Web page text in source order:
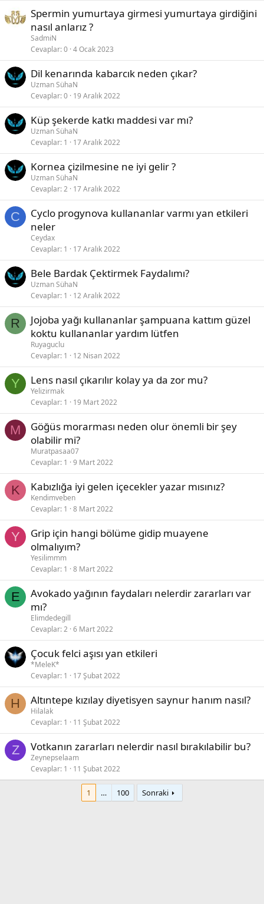
Spermin yumurtaya girmesi yumurtaya girdiğini
nasıl anlarız ?
SadmiN
Cevaplar 0 4 Ocak 2023
Dil kenarında kabarcık neden çıkar?
Uzman SühaN
Cevaplar 0 19 Aralık 2022
Küp şekerde katkı maddesi var mı?
Uzman SühaN
Cevaplar 1 17 Aralık 2022
Kornea çizilmesine ne iyi gelir ?
Uzman SühaN
Cevaplar 2 17 Aralık 2022
C
Cyclo progynova kullananlar varmı yan etkileri
neler
Ceydax
Cevaplar 1 17 Aralık 2022
Bele Bardak Çektirmek Faydalımı?
Uzman SühaN
Cevaplar 1 12 Aralık 2022
R
Jojoba yağı kullananlar şampuana kattım güzel
koktu kullananlar yardım lütfen
Ruyaguclu
Cevaplar 1 12 Nisan 2022
Y Lens nasıl çıkarılır kolay ya da zor mu?
Yelizirmak
Cevaplar 1 19 Mart 2022
M
Göğüs morarması neden olur önemli bir şey
olabilir mi?
Muratpasaa07
Cevaplar 1 9 Mart 2022
K Kabızlığa iyi gelen içecekler yazar mısınız?
Kendimveben
Cevaplar 1 8 Mart 2022
Y
Grip için hangi bölüme gidip muayene
olmalıyım?
Yesilimmm
Cevaplar 1 8 Mart 2022
E
Avokado yağının faydaları nelerdir zararları var
mı?
Elimdedegill
Cevaplar 2 6 Mart 2022
Çocuk felci aşısı yan etkileri
*MeleK*
Cevaplar 1 17 Şubat 2022
H Altıntepe kızılay diyetisyen saynur hanım nasıl?
Hilalak
Cevaplar 1 11 Şubat 2022
Z Votkanın zararları nelerdir nasıl bırakılabilir bu?
Zeynepselaam
Cevaplar 1 11 Şubat 2022
1 … 100 Sonraki